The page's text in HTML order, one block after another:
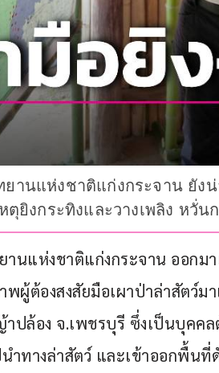
นแห่งชาติแก่งกระจาน ยัง
ยิงกระทิงและวางเพลิง หวั่น
แห่งชาติแก่งกระจาน ออกมา
ผู้ต้องสงสัยมือเผาป่าล่าสัตว์ม
ล้อง จ.เพชรบุรี ซึ่งเป็นบุคคล
ทางล่าสัตว์ และเข้าออกพื้นที่